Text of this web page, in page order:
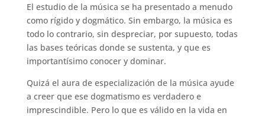
El estudio de la música se ha presentado a menudo
como rígido y dogmático. Sin embargo, la música es
todo lo contrario, sin despreciar, por supuesto, todas
las bases teóricas donde se sustenta, y que es
importantísimo conocer y dominar.
Quizá el aura de especialización de la música ayude
a creer que ese dogmatismo es verdadero e
imprescindible. Pero lo que es válido en la vida en